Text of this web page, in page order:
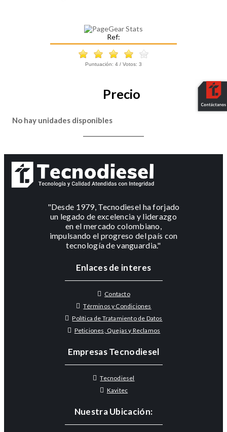
Ref:
Puntuación: 4 / Votos: 3
Precio
No hay unidades disponibles
"Desde 1979, Tecnodiesel ha forjado
un legado de excelencia y liderazgo
en el mercado colombiano,
impulsando el progreso del país con
tecnología de vanguardia."
Enlaces de interes
Contacto
Términos y Condiciones
Política de Tratamiento de Datos
Peticiones, Quejas y Reclamos
Empresas Tecnodiesel
Tecnodiesel
Kavitec
Nuestra Ubicación: